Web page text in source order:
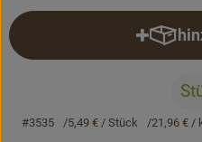
#3535 5,49 €/ Stück 21,96 €/